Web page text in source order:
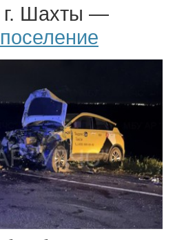
Афиша
Каталог
Инфо
г. Шахты —